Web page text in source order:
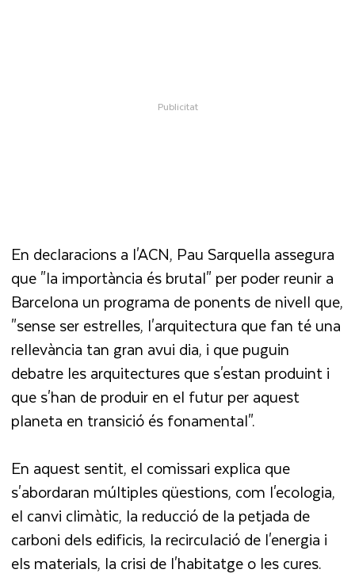
En declaracions a l'ACN, Pau Sarquella assegura
que "la importància és brutal" per poder reunir a
Barcelona un programa de ponents de nivell que,
"sense ser estrelles, l'arquitectura que fan té una
rellevància tan gran avui dia, i que puguin
debatre les arquitectures que s'estan produint i
que s'han de produir en el futur per aquest
planeta en transició és fonamental".
En aquest sentit, el comissari explica que
s'abordaran múltiples qüestions, com l'ecologia,
el canvi climàtic, la reducció de la petjada de
carboni dels edificis, la recirculació de l'energia i
els materials, la crisi de l'habitatge o les cures.